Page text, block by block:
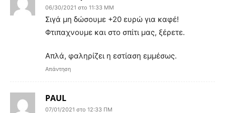
06/30/2021 στο 11:33 ΜΜ
Σιγά μη δώσουμε +20 ευρώ για καφέ!
Φτιπαχνουμε και στο σπίτι μας, ξέρετε.
Απλά, φαληρίζει η εστίαση εμμέσως.
Απάντηση
PAUL
07/01/2021 στο 12:33 ΠΜ